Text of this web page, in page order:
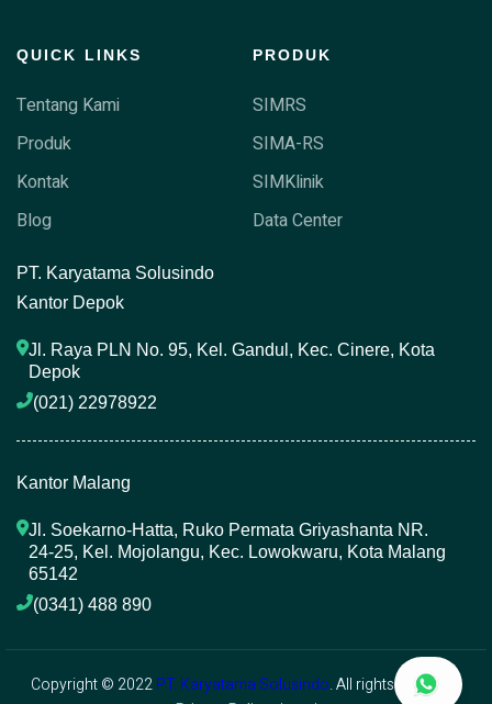
QUICK LINKS
Tentang Kami
Produk
Kontak
Blog
PRODUK
SIMRS
SIMA-RS
SIMKlinik
Data Center
PT. Karyatama Solusindo
Kantor Depok
Jl. Raya PLN No. 95, Kel. Gandul, Kec. Cinere, Kota
Depok
(021) 22978922
Kantor Malang
Jl. Soekarno-Hatta, Ruko Permata Griyashanta NR.
24-25, Kel. Mojolangu, Kec. Lowokwaru, Kota Malang
65142
(0341) 488 890
Copyright © 2022PT. Karyatama Solusindo. All rights reserved.